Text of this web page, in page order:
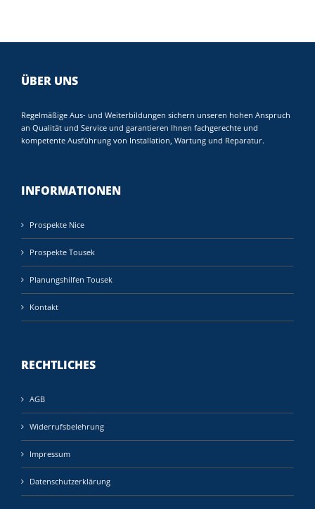
ÜBER UNS
Regelmäßige Aus- und Weiterbildungen sichern unseren hohen Anspruch
an Qualität und Service und garantieren Ihnen fachgerechte und
kompetente Ausführung von Installation, Wartung und Reparatur.
INFORMATIONEN
Prospekte Nice
Prospekte Tousek
Planungshilfen Tousek
Kontakt
RECHTLICHES
AGB
Widerrufsbelehrung
Impressum
Datenschutzerklärung